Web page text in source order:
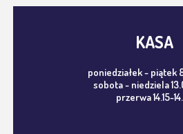
KASA
poniedziałek - piątek
sobota - niedziela
przerwa 14.15-